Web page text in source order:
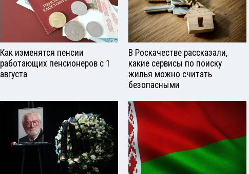
Как изменятся пенсии
работающих пенсионеров с 1
августа
В Роскачестве рассказали,
какие сервисы по поиску
жилья можно считать
безопасными